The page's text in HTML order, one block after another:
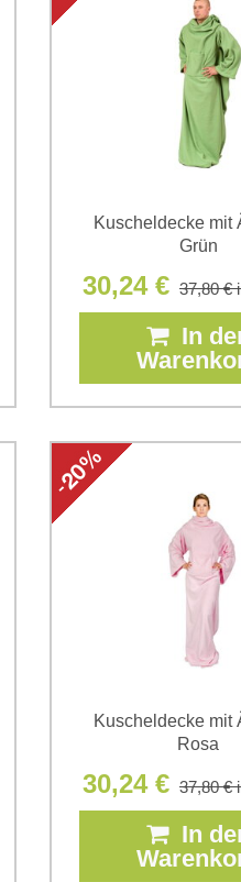
Kuscheldecke mit
Grün
30,24 € 37,80 €
In
Kuscheldecke mit
Rosa
30,24 € 37,80 €
In